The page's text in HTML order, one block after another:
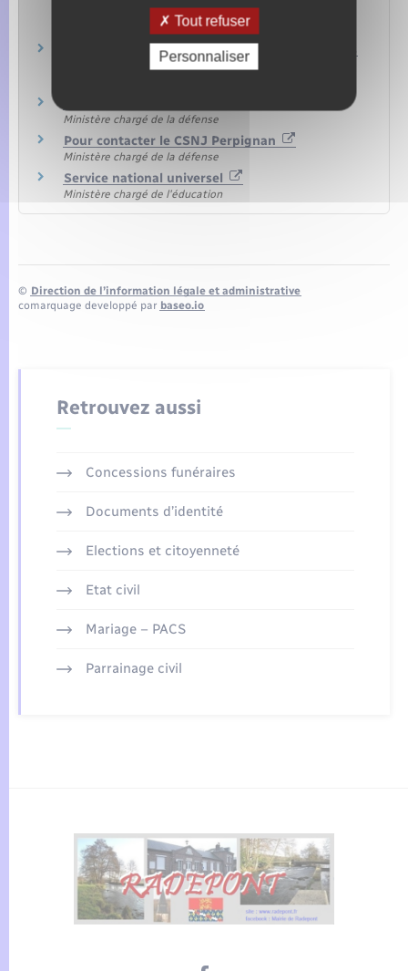
forfaitaire de déplacement
Charte des droits et devoirs du citoyen français
Ministère chargé de la défense
Pour contacter le CSNJ Perpignan
Ministère chargé de la défense
Service national universel
Ministère chargé de l'éducation
© Direction de l’information légale et administrative
comarquage developpé par baseo.io
Retrouvez aussi
Concessions funéraires
Documents d’identité
Elections et citoyenneté
Etat civil
Mariage – PACS
Parrainage civil
Tout refuser
Personnaliser